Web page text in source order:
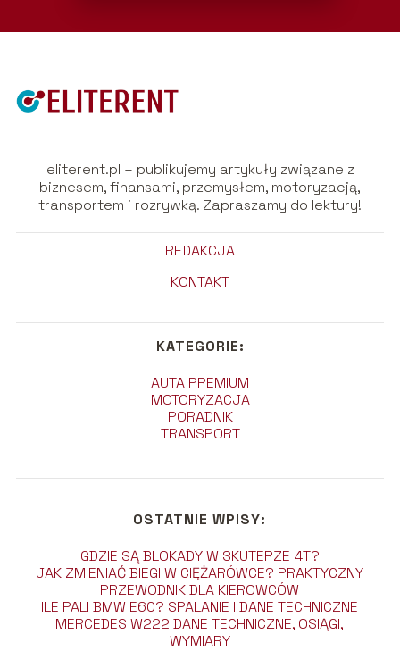
eliterent.pl – publikujemy artykuły związane z
biznesem, finansami, przemysłem, motoryzacją,
transportem i rozrywką. Zapraszamy do lektury!
REDAKCJA
KONTAKT
KATEGORIE:
AUTA PREMIUM
MOTORYZACJA
PORADNIK
TRANSPORT
OSTATNIE WPISY:
GDZIE SĄ BLOKADY W SKUTERZE 4T?
JAK ZMIENIAĆ BIEGI W CIĘŻARÓWCE? PRAKTYCZNY
PRZEWODNIK DLA KIEROWCÓW
ILE PALI BMW E60? SPALANIE I DANE TECHNICZNE
MERCEDES W222 DANE TECHNICZNE, OSIĄGI,
WYMIARY